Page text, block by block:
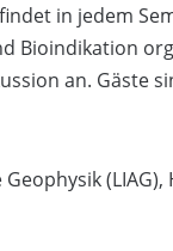
in jedem
Bioindikation
an. Gäste
(LIAG),